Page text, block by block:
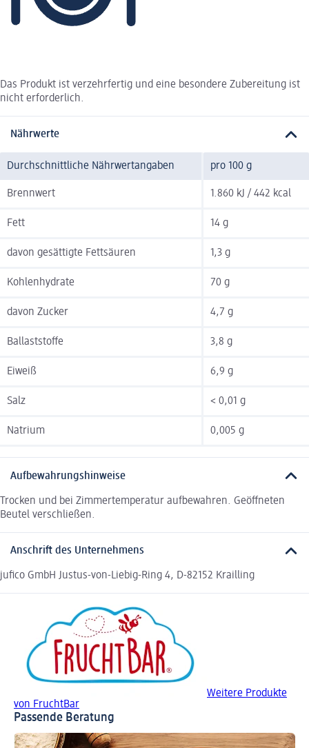
Das Produkt ist verzehrfertig und eine besondere Zubereitung ist
nicht erforderlich.
Nährwerte
Durchschnittliche Nährwertangaben pro 100 g
Brennwert 1.860 kJ / 442 kcal
Fett 14 g
davon gesättigte Fettsäuren 1,3 g
Kohlenhydrate 70 g
davon Zucker 4,7 g
Ballaststoffe 3,8 g
Eiweiß 6,9 g
Salz < 0,01 g
Natrium 0,005 g
Aufbewahrungshinweise
Trocken und bei Zimmertemperatur aufbewahren. Geöffneten
Beutel verschließen.
Anschrift des Unternehmens
jufico GmbH Justus-von-Liebig-Ring 4, D-82152 Krailling
Weitere Produkte
von FruchtBar
Passende Beratung